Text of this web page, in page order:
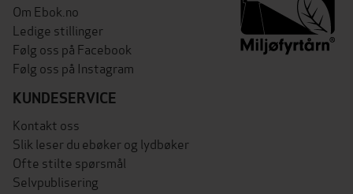
Om Ebok.no
Ledige stillinger
Følg oss på Facebook
Følg oss på Instagram
KUNDESERVICE
Kontakt oss
Slik leser du ebøker og lydbøker
Ofte stilte spørsmål
Selvpublisering